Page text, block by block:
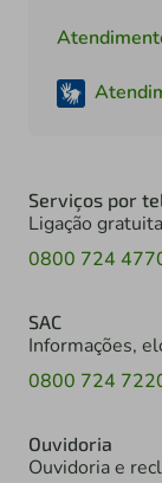
Serviços por
Ligação gratuita
0800 724
SAC
Informações,
0800 724
Ouvidoria
Ouvidoria e